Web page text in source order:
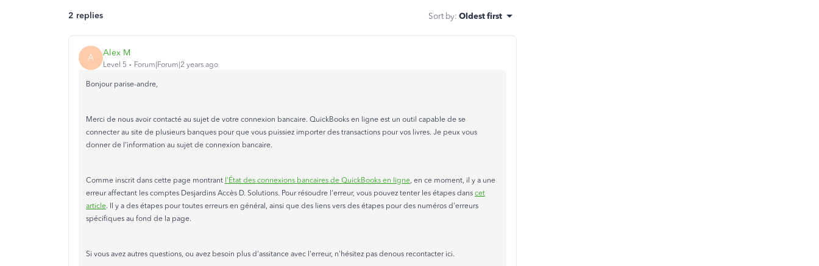
2 replies Sort by: Oldest first
A Alex M
Level 5 Forum|Forum|2 years ago
Bonjour parise-andre,
Merci de nous avoir contacté au sujet de votre connexion bancaire. QuickBooks en ligne est un outil capable de se
connecter au site de plusieurs banques pour que vous puissiez importer des transactions pour vos livres. Je peux vous
donner de l'information au sujet de connexion bancaire.
Comme inscrit dans cette page montrant l'État des connexions bancaires de QuickBooks en ligne, en ce moment, il y a une
erreur affectant les comptes Desjardins Accès D. Solutions. Pour résoudre l'erreur, vous pouvez tenter les étapes dans cet
article. Il y a des étapes pour toutes erreurs en général, ainsi que des liens vers des étapes pour des numéros d'erreurs
spécifiques au fond de la page.
Si vous avez autres questions, ou avez besoin plus d'assitance avec l'erreur, n'hésitez pas denous recontacter ici.